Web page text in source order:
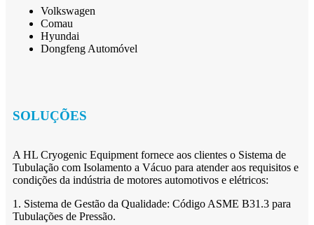
Volkswagen
Comau
Hyundai
Dongfeng Automóvel
SOLUÇÕES
A HL Cryogenic Equipment fornece aos clientes o Sistema de
Tubulação com Isolamento a Vácuo para atender aos requisitos e
condições da indústria de motores automotivos e elétricos:
1. Sistema de Gestão da Qualidade: Código ASME B31.3 para
Tubulações de Pressão.